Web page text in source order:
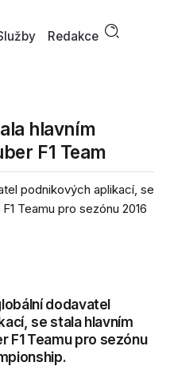
Redakce
hlavním
F1 Team
podnikových aplikací, se
Teamu pro sezónu 2016
dodavatel
se stala hlavním
F1 Teamu pro sezónu